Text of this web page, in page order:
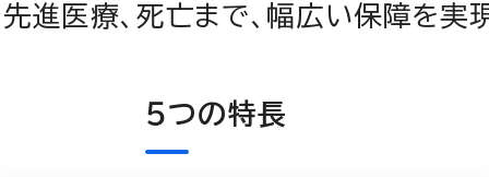
進医療、死亡まで、幅広い保障を実
５つの特長